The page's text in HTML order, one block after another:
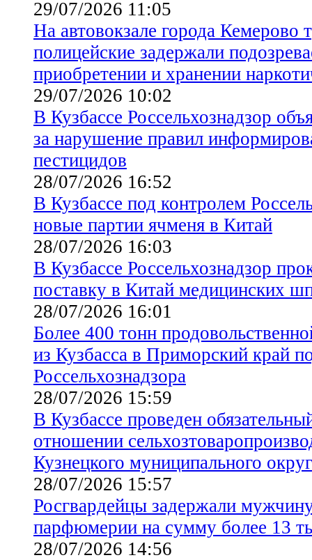
29/07/2026 11:05
На автовокзале города Кемерово
полицейские задержали
приобретении и хранении
29/07/2026 10:02
В Кузбассе Россельхознадзор
за нарушение правил
пестицидов
28/07/2026 16:52
В Кузбассе под контролем
новые партии ячменя в Китай
28/07/2026 16:03
В Кузбассе Россельхознадзор
поставку в Китай медицинских
28/07/2026 16:01
Более 400 тонн
из Кузбасса в Приморский край
Россельхознадзора
28/07/2026 15:59
В Кузбассе проведен
отношении
Кузнецкого муниципального
28/07/2026 15:57
Росгвардейцы задержали
парфюмерии на сумму более 13
28/07/2026 14:56